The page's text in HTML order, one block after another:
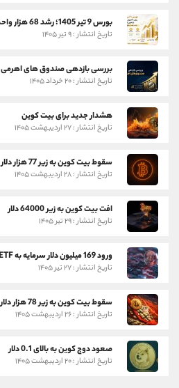
تاریخ انتشار : ۹ تیر ۱۴۰۵
بررسی بازدهی صندوق های اهرمی
تاریخ انتشار : ۲۰ خرداد ۱۴۰۵
هشدار جدید برای بیت کوین
تاریخ انتشار : ۲۷ اردیبهشت ۱۴۰۵
سقوط بیت کوین به زیر 77 هزار دلار
تاریخ انتشار : ۲۸ اردیبهشت ۱۴۰۵
افت بیت کوین به زیر 64000 دلار
تاریخ انتشار : ۲۹ تیر ۱۴۰۵
ورود 169 میلیون دلار سرمایه به ETF های بیت کوین و اتریوم
تاریخ انتشار : ۲۷ تیر ۱۴۰۵
سقوط بیت کوین به زیر 78 هزار دلار
تاریخ انتشار : ۲۶ اردیبهشت ۱۴۰۵
صعود دوج کوین به بالای 0.1 دلار
تاریخ انتشار : ۲۰ اردیبهشت ۱۴۰۵